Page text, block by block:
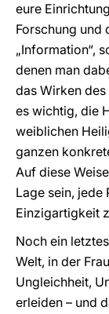
eure
Forschung und
„Information“,
denen man
das Wirken
es wichtig, die
weiblichen
ganzen
Auf diese
Lage sein, jede
Einzigartigkeit
Noch ein
Welt, in der
Ungleichheit,
erleiden – und